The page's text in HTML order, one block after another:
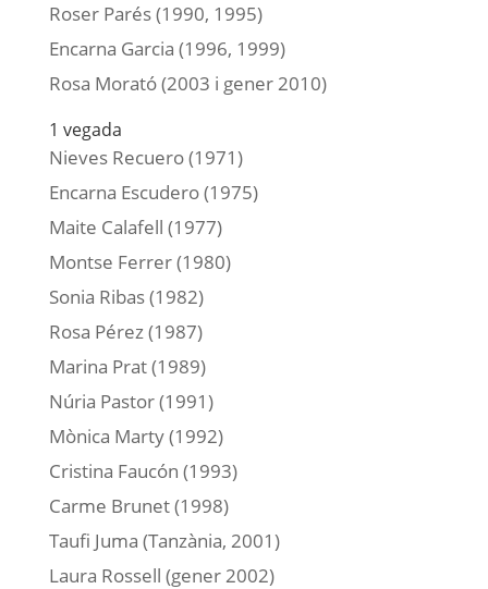
Roser Parés (1990, 1995)
Encarna Garcia (1996, 1999)
Rosa Morató (2003 i gener 2010)
1 vegada
Nieves Recuero (1971)
Encarna Escudero (1975)
Maite Calafell (1977)
Montse Ferrer (1980)
Sonia Ribas (1982)
Rosa Pérez (1987)
Marina Prat (1989)
Núria Pastor (1991)
Mònica Marty (1992)
Cristina Faucón (1993)
Carme Brunet (1998)
Taufi Juma (Tanzània, 2001)
Laura Rossell (gener 2002)